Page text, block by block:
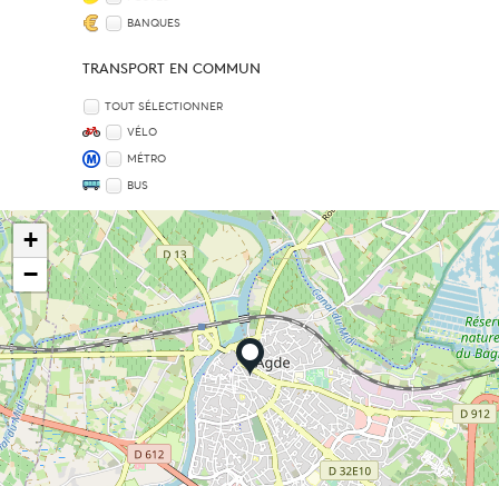
BANQUES
TRANSPORT EN COMMUN
TOUT SÉLECTIONNER
VÉLO
MÉTRO
BUS
+
−